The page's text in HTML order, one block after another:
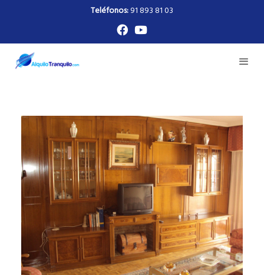
Teléfonos:91 893 81 03